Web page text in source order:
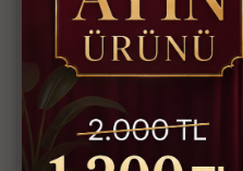
38/40/42/44/46/48/
Komple
seyyar kemerli ,